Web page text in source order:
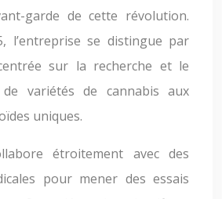
garde de cette révolution.
l’entreprise se distingue par
sur la recherche et le
de variétés de cannabis aux
uniques.
étroitement avec des
pour mener des essais